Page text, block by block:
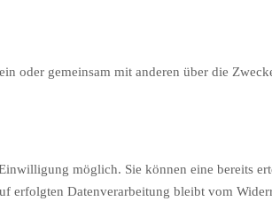
oder gemeinsam mit anderen über die
möglich. Sie können eine bereits
erfolgten Datenverarbeitung bleibt vom